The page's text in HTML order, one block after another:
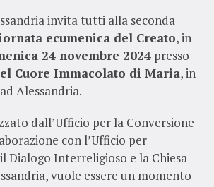
invita tutti alla seconda
ecumenica del Creato, in
24 novembre 2024 presso
Cuore Immacolato di Maria, in
Alessandria.
dall’Ufficio per la Conversione
con l’Ufficio per
Dialogo Interreligioso e la Chiesa
vuole essere un momento